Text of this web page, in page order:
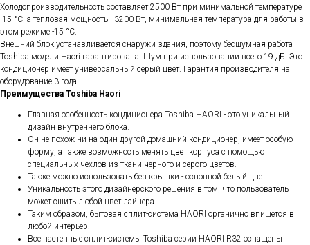
Холодопроизводительность составляет 2500 Вт при минимальной температуре
-15 °С, а тепловая мощность - 3200 Вт, минимальная температура для работы в
этом режиме -15 °С.
Внешний блок устанавливается снаружи здания, поэтому бесшумная работа
Toshiba модели Haori гарантирована. Шум при использовании всего 19 дБ. Этот
кондиционер имеет универсальный серый цвет. Гарантия производителя на
оборудование 3 года.
Преимущества Toshiba Haori
Главная особенность кондиционера Toshiba HAORI - это уникальный
дизайн внутреннего блока.
Он не похож ни на один другой домашний кондиционер, имеет особую
форму, а также возможность менять цвет корпуса с помощью
специальных чехлов из ткани черного и серого цветов.
Также можно использовать без крышки - основной белый цвет.
Уникальность этого дизайнерского решения в том, что пользователь
может сшить любой цвет лайнера.
Таким образом, бытовая сплит-система HAORI органично впишется в
любой интерьер.
Все настенные сплит-системы Toshiba серии HAORI R32 оснащены